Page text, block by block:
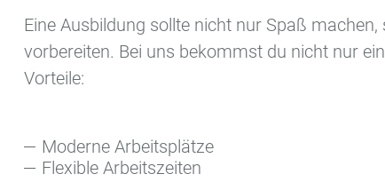
Luft-
Sensorik,
Eine Ausbildung sollte nicht nur Spaß
vorbereiten. Bei uns bekommst du nicht nur
Vorteile:
Moderne Arbeitsplätze
Flexible Arbeitszeiten